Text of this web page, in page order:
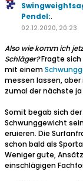
Pendel:.
02.12.2020, 20:23
Also wie komm ich
Schläger?Fragte sich
mit einem
messen lassen,
zumal der nächste
Somit begab sich
Schwunggewicht
eruieren. Die
schon bald als
Weniger gute,
einschlägigen